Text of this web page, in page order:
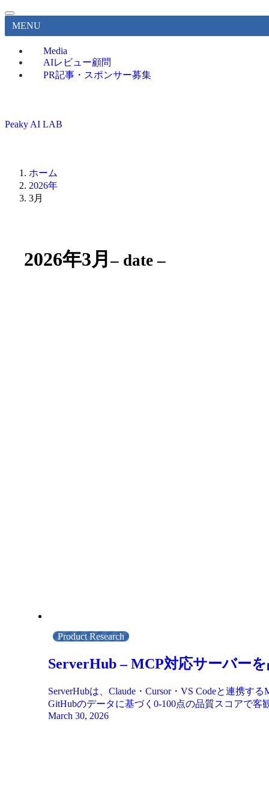
MENU
Media
AIレビュー顧問
PR記事・スポンサー募集
Peaky AI LAB
ホーム
2026年
3月
2026年3月– date –
Product Research
ServerHub – MCP対応サーバー
ServerHubは、Claude・Cursor・VS Codeと連携
GitHubのデータに基づく0-100点の品質スコアで
March 30, 2026